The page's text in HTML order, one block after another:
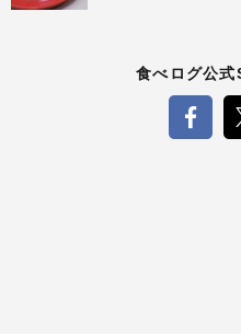
食べログ公式